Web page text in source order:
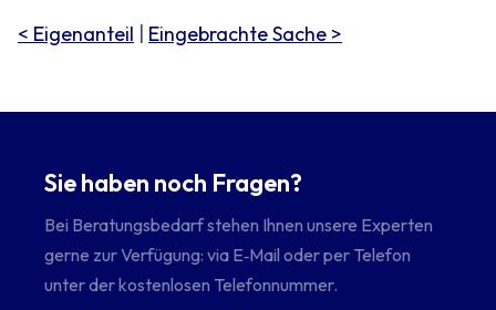
< Eigenanteil Eingebrachte Sache >
Sie haben noch Fragen?
Bei Beratungsbedarf stehen Ihnen unsere Experten
gerne zur Verfügung: via E‑Mail oder per Telefon
unter der kostenlosen Telefonnummer.